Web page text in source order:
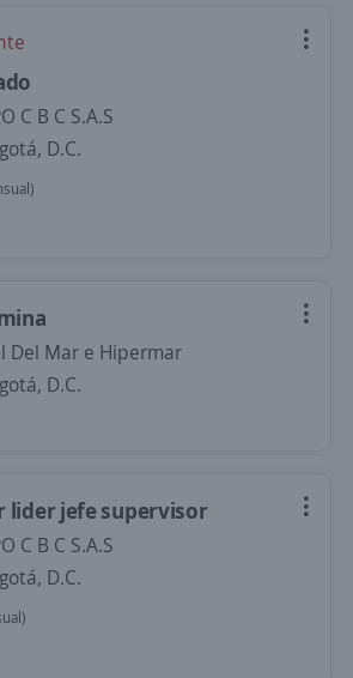
C B C S.A.S
D.C.
Del Mar e Hipermar
D.C.
lider jefe supervisor
C B C S.A.S
D.C.